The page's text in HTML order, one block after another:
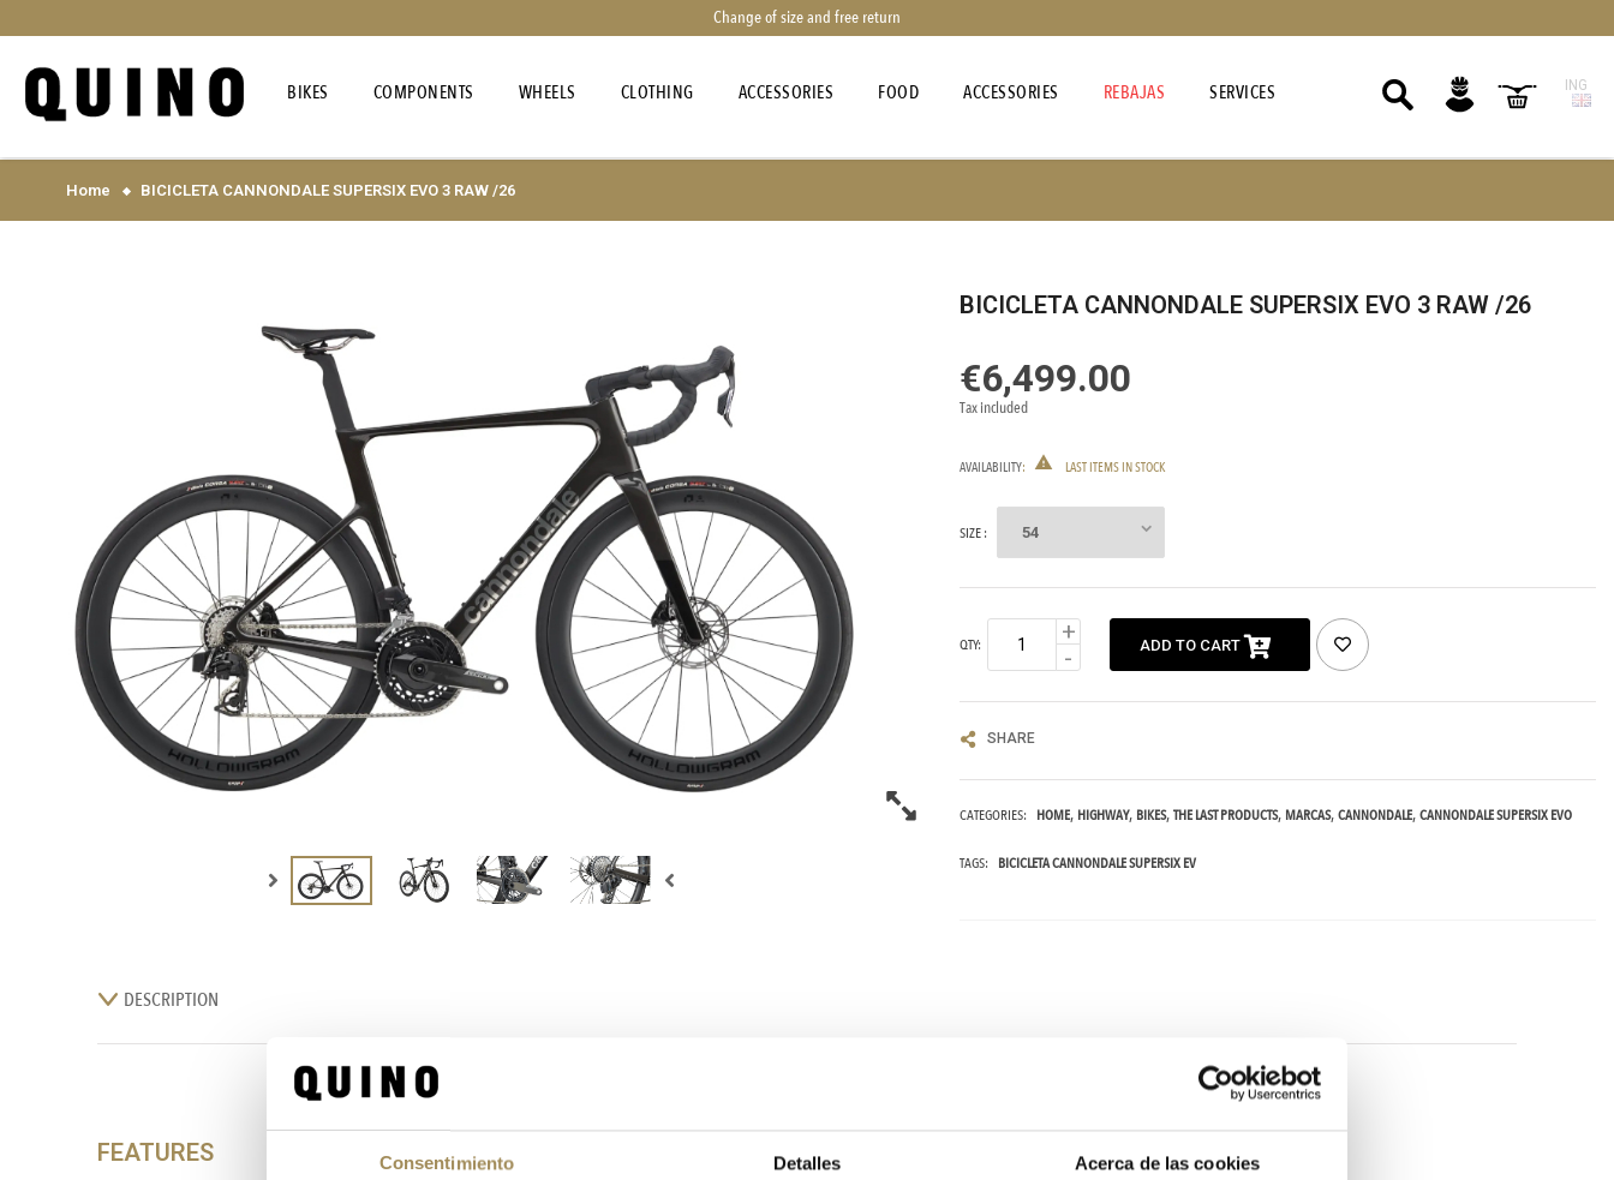
Consentimiento Detalles Acerca de las cookies
Change of size and free return
BIKES COMPONENTS WHEELS CLOTHING ACCESSORIES FOOD ACCESSORIES REBAJAS SERVICES ING
Home BICICLETA CANNONDALE SUPERSIX EVO 3 RAW /26
BICICLETA CANNONDALE SUPERSIX EVO 3 RAW /26
€6,499.00
Tax included
AVAILABILITY:  LAST ITEMS IN STOCK
SIZE :
QTY: ADD TO CART
SHARE
CATEGORIES: HOME HIGHWAY BIKES THE LAST PRODUCTS MARCAS CANNONDALE CANNONDALE SUPERSIX EVO
TAGS: BICICLETA CANNONDALE SUPERSIX EV
DESCRIPTION
FEATURES